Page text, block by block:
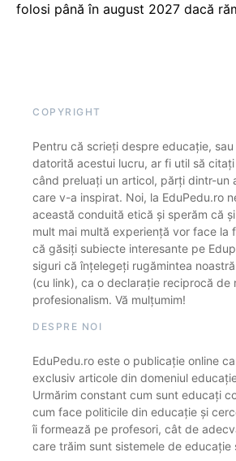
folosi până în august 2027 dacă
COPYRIGHT
Pentru că scrieți despre educație,
datorită acestui lucru, ar fi util să
când preluați un articol, părți dintr-un
care v-a inspirat. Noi, la EduPedu.ro
această conduită etică și sperăm că
mult mai multă experiență vor face la
că găsiți subiecte interesante pe
siguri că înțelegeți rugămintea
(cu link), ca o declarație reciprocă de
profesionalism. Vă mulțumim!
DESPRE NOI
EduPedu.ro este o publicație online
exclusiv articole din domeniul
Urmărim constant cum sunt educați
cum face politicile din educație și
îi formează pe profesori, cât de
care trăim sunt sistemele de educație